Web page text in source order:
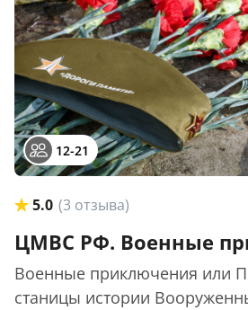
12-21
5.0 (3 отзыва)
ЦМВС РФ. Военные
Военные приключения или
станицы истории